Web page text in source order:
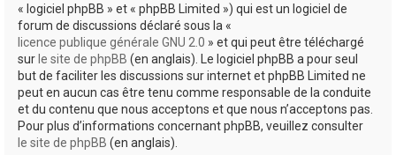
« logiciel phpBB » et « phpBB Limited ») qui est un logiciel de
forum de discussions déclaré sous la «
licence publique générale GNU 2.0 » et qui peut être téléchargé
surle site de phpBB (en anglais). Le logiciel phpBB a pour seul
but de faciliter les discussions sur internet et phpBB Limited ne
peut en aucun cas être tenu comme responsable de la conduite
et du contenu que nous acceptons et que nous n’acceptons pas.
Pour plus d’informations concernant phpBB, veuillez consulter
le site de phpBB (en anglais).